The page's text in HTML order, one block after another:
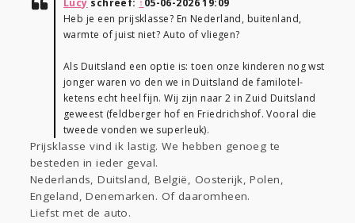
Lucy schreef: ↑05-06-2026 19:09
Heb je een prijsklasse? En Nederland, buitenland,
warmte of juist niet? Auto of vliegen?
Als Duitsland een optie is: toen onze kinderen nog wst
jonger waren vo den we in Duitsland de familotel-
ketens echt heel fijn. Wij zijn naar 2 in Zuid Duitsland
geweest (feldberger hof en Friedrichshof. Vooral die
tweede vonden we superleuk).
Prijsklasse vind ik lastig. We hebben genoeg te
besteden in ieder geval.
Nederlands, Duitsland, België, Oosterijk, Polen,
Engeland, Denemarken. Of daaromheen.
Liefst met de auto.